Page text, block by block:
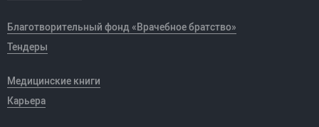
Благотворительный фонд «Врачебное братство»
Тендеры
Медицинские книги
Карьера